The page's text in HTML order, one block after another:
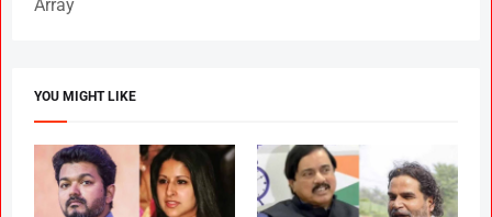
Array
YOU MIGHT LIKE